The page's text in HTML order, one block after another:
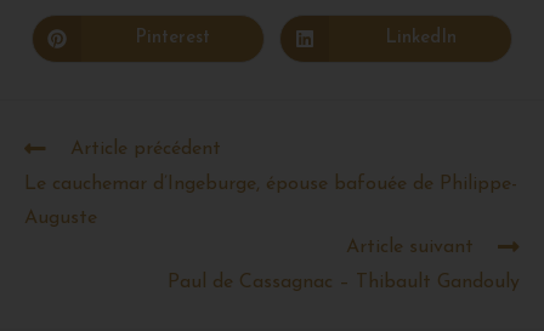
Pinterest LinkedIn
Article précédent
Le cauchemar d’Ingeburge, épouse bafouée de Philippe-
Auguste
Article suivant
Paul de Cassagnac – Thibault Gandouly